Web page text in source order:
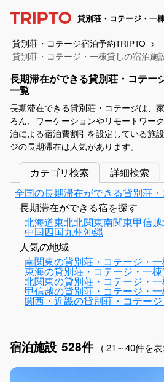
貸別荘・コテージ・一
貸別荘・コテージ宿泊予約TRIPTO
貸別荘・コテージ・一棟貸しの宿泊施
長期滞在ができる貸別荘・コテー
一覧
長期滞在できる貸別荘・コテージは、
ろん、ワーケーションやリモートワー
泊による宿泊費割引を設定している施
ジの長期滞在は人気があります。
カテゴリ検索
詳細検索
全国の長期滞在ができる貸別荘
長期滞在ができる宿を探す
北海道東北北関東南関東甲信越
中国四国九州沖縄
人気の地域
南関東の貸別荘・コテージ・
東海の貸別荘・コテージ・一
北関東の貸別荘・コテージ・
甲信越の貸別荘・コテージ・
関西・近畿の貸別荘・コテー
宿泊施設 528件 ( 21～40件を